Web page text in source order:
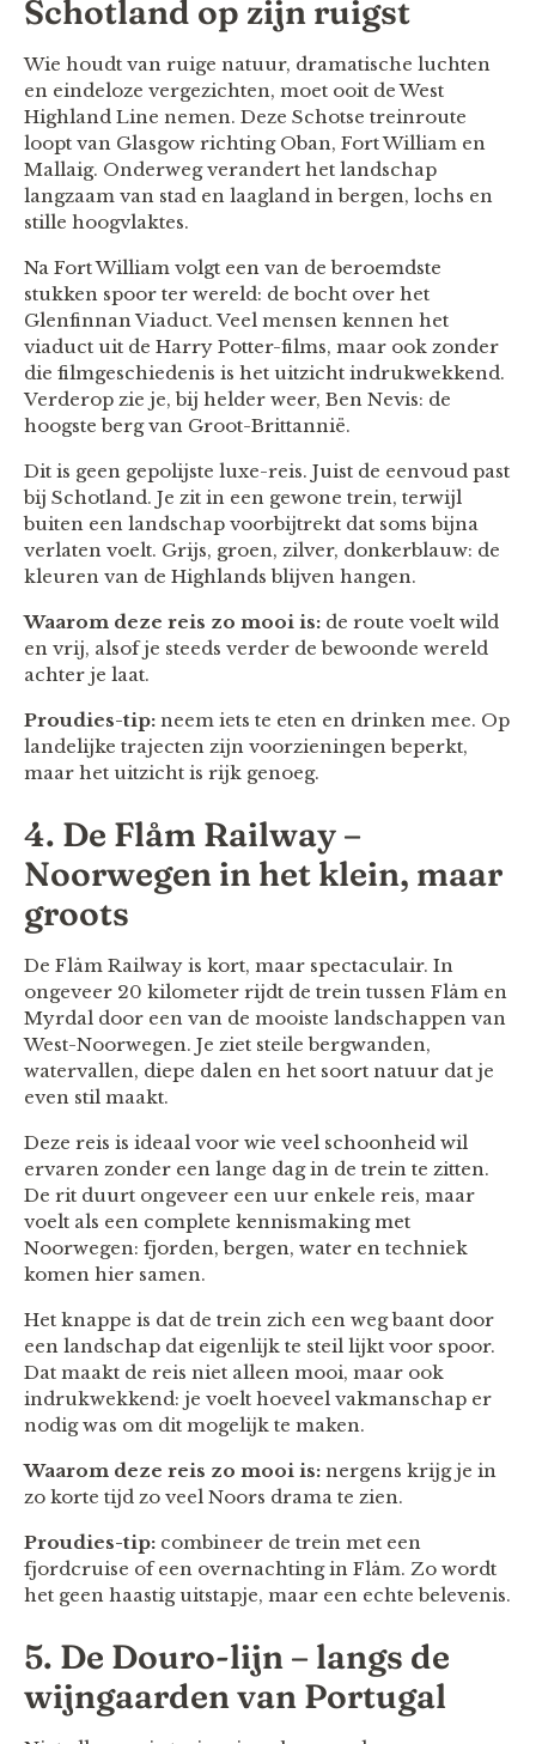
Schotland op zijn ruigst
Wie houdt van ruige natuur, dramatische luchten
en eindeloze vergezichten, moet ooit de West
Highland Line nemen. Deze Schotse treinroute
loopt van Glasgow richting Oban, Fort William en
Mallaig. Onderweg verandert het landschap
langzaam van stad en laagland in bergen, lochs en
stille hoogvlaktes.
Na Fort William volgt een van de beroemdste
stukken spoor ter wereld: de bocht over het
Glenfinnan Viaduct. Veel mensen kennen het
viaduct uit de Harry Potter-films, maar ook zonder
die filmgeschiedenis is het uitzicht indrukwekkend.
Verderop zie je, bij helder weer, Ben Nevis: de
hoogste berg van Groot-Brittannië.
Dit is geen gepolijste luxe-reis. Juist de eenvoud past
bij Schotland. Je zit in een gewone trein, terwijl
buiten een landschap voorbijtrekt dat soms bijna
verlaten voelt. Grijs, groen, zilver, donkerblauw: de
kleuren van de Highlands blijven hangen.
Waarom deze reis zo mooi is: de route voelt wild
en vrij, alsof je steeds verder de bewoonde wereld
achter je laat.
Proudies-tip: neem iets te eten en drinken mee. Op
landelijke trajecten zijn voorzieningen beperkt,
maar het uitzicht is rijk genoeg.
4. De Flåm Railway –
Noorwegen in het klein, maar
groots
De Flåm Railway is kort, maar spectaculair. In
ongeveer 20 kilometer rijdt de trein tussen Flåm en
Myrdal door een van de mooiste landschappen van
West-Noorwegen. Je ziet steile bergwanden,
watervallen, diepe dalen en het soort natuur dat je
even stil maakt.
Deze reis is ideaal voor wie veel schoonheid wil
ervaren zonder een lange dag in de trein te zitten.
De rit duurt ongeveer een uur enkele reis, maar
voelt als een complete kennismaking met
Noorwegen: fjorden, bergen, water en techniek
komen hier samen.
Het knappe is dat de trein zich een weg baant door
een landschap dat eigenlijk te steil lijkt voor spoor.
Dat maakt de reis niet alleen mooi, maar ook
indrukwekkend: je voelt hoeveel vakmanschap er
nodig was om dit mogelijk te maken.
Waarom deze reis zo mooi is: nergens krijg je in
zo korte tijd zo veel Noors drama te zien.
Proudies-tip: combineer de trein met een
fjordcruise of een overnachting in Flåm. Zo wordt
het geen haastig uitstapje, maar een echte belevenis.
5. De Douro-lijn – langs de
wijngaarden van Portugal